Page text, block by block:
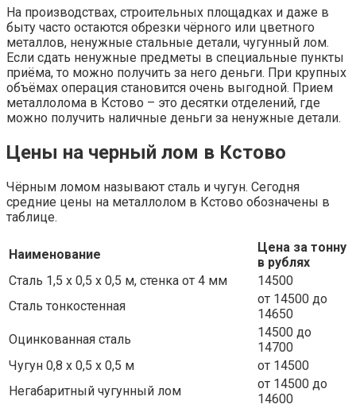
На производствах, строительных площадках и даже в
быту часто остаются обрезки чёрного или цветного
металлов, ненужные стальные детали, чугунный лом.
Если сдать ненужные предметы в специальные пункты
приёма, то можно получить за него деньги. При крупных
объёмах операция становится очень выгодной. Прием
металлолома в Кстово – это десятки отделений, где
можно получить наличные деньги за ненужные детали.
Цены на черный лом в Кстово
Чёрным ломом называют сталь и чугун. Сегодня
средние цены на металлолом в Кстово обозначены в
таблице.
Наименование
Цена за тонну
в рублях
Сталь 1,5 х 0,5 х 0,5 м, стенка от 4 мм
14500
Сталь тонкостенная
от 14500 до
14650
Оцинкованная сталь
14500 до
14700
Чугун 0,8 х 0,5 х 0,5 м
от 14500
Негабаритный чугунный лом
от 14500 до
14600